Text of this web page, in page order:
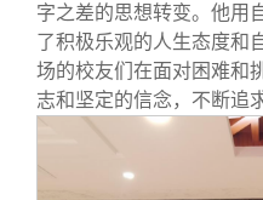
字之差的思想转变。他用
了积极乐观的人生态度和
场的校友们在面对困难和
志和坚定的信念，不断追